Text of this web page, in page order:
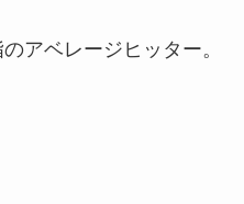
アベレージヒッター。